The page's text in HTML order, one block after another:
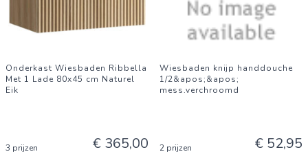
Onderkast Wiesbaden Ribbella
Met 1 Lade 80x45 cm Naturel
Eik
3 prijzen € 365,00
Wiesbaden knijp handdouche
1/2&apos;&apos;
mess.verchroomd
2 prijzen € 52,95